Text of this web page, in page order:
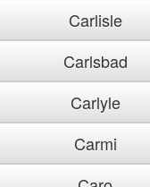
Carlisle
Carlsbad
Carlyle
Carmi